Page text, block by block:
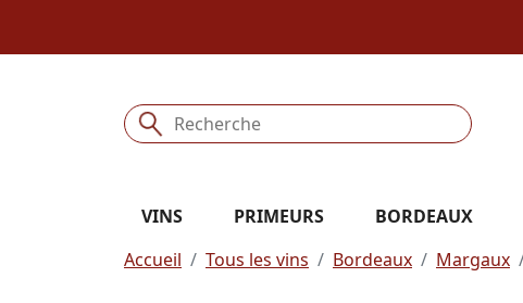
VINS PRIMEURS BORDEAUX
Accueil
Tous les vins Bordeaux Margaux